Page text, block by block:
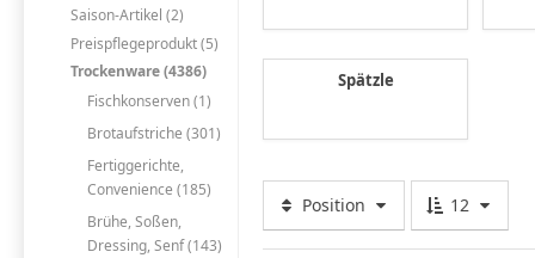
Saison-Artikel (2)
Preispflegeprodukt (5)
Trockenware (4386)
Fischkonserven (1)
Brotaufstriche (301)
Fertiggerichte,
Convenience (185)
Brühe, Soßen,
Dressing, Senf (143)
Spätzle
Position 12